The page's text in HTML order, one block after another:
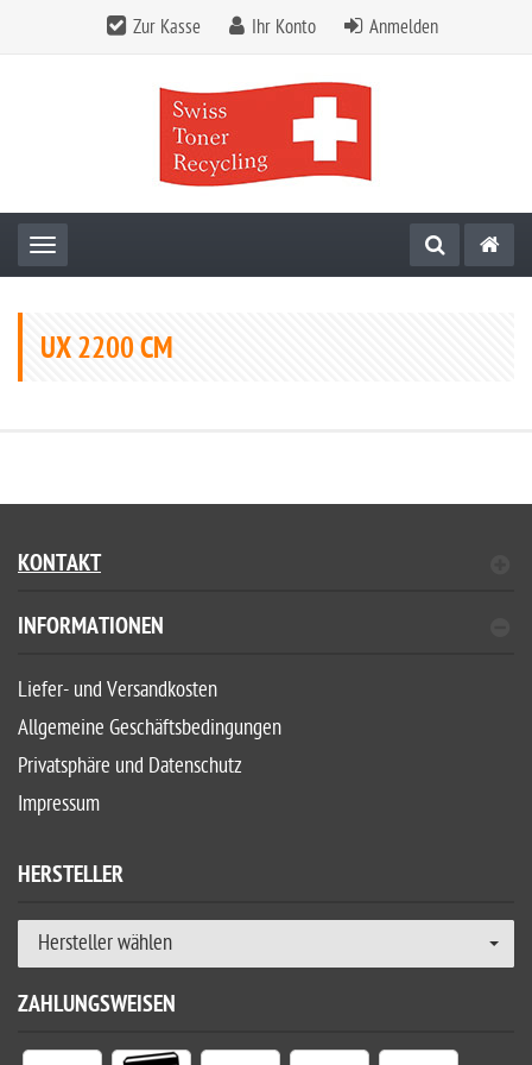
Zur Kasse Ihr Konto Anmelden
Toggle navigation
UX 2200 CM
KONTAKT
INFORMATIONEN
Liefer- und Versandkosten
Allgemeine Geschäftsbedingungen
Privatsphäre und Datenschutz
Impressum
HERSTELLER
Hersteller wählen
ZAHLUNGSWEISEN